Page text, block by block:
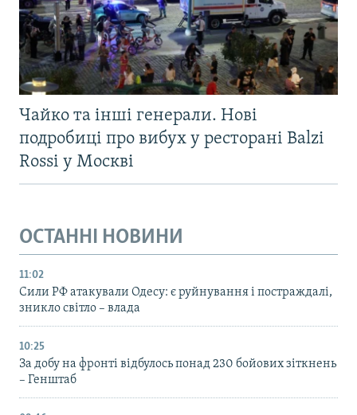
Чайко та інші генерали. Нові
подробиці про вибух у ресторані Balzi
Rossi у Москві
ОСТАННІ НОВИНИ
11:02
Сили РФ атакували Одесу: є руйнування і постраждалі,
зникло світло – влада
10:25
За добу на фронті відбулось понад 230 бойових зіткнень
– Генштаб